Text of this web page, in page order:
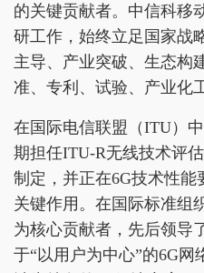
的关键贡献者。中信科移
研工作，始终立足国家战
主导、产业突破、生态构
准、专利、试验、产业化
在国际电信联盟（ITU）
期担任ITU-R无线技术评
制定，并正在6G技术性能
关键作用。在国际标准组
为核心贡献者，先后领导
于“以用户为中心”的6G